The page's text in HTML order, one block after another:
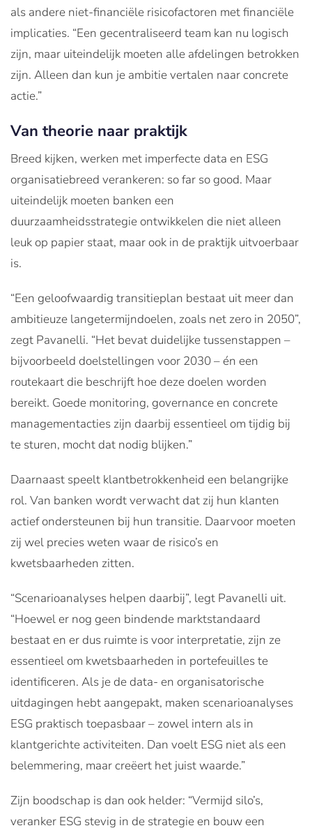
als andere niet-financiële risicofactoren met financiële
implicaties. “Een gecentraliseerd team kan nu logisch
zijn, maar uiteindelijk moeten alle afdelingen betrokken
zijn. Alleen dan kun je ambitie vertalen naar concrete
actie.”
Van theorie naar praktijk
Breed kijken, werken met imperfecte data en ESG
organisatiebreed verankeren: so far so good. Maar
uiteindelijk moeten banken een
duurzaamheidsstrategie ontwikkelen die niet alleen
leuk op papier staat, maar ook in de praktijk uitvoerbaar
is.
“Een geloofwaardig transitieplan bestaat uit meer dan
ambitieuze langetermijndoelen, zoals net zero in 2050”,
zegt Pavanelli. “Het bevat duidelijke tussenstappen –
bijvoorbeeld doelstellingen voor 2030 – én een
routekaart die beschrijft hoe deze doelen worden
bereikt. Goede monitoring, governance en concrete
managementacties zijn daarbij essentieel om tijdig bij
te sturen, mocht dat nodig blijken.”
Daarnaast speelt klantbetrokkenheid een belangrijke
rol. Van banken wordt verwacht dat zij hun klanten
actief ondersteunen bij hun transitie. Daarvoor moeten
zij wel precies weten waar de risico’s en
kwetsbaarheden zitten.
“Scenarioanalyses helpen daarbij”, legt Pavanelli uit.
“Hoewel er nog geen bindende marktstandaard
bestaat en er dus ruimte is voor interpretatie, zijn ze
essentieel om kwetsbaarheden in portefeuilles te
identificeren. Als je de data- en organisatorische
uitdagingen hebt aangepakt, maken scenarioanalyses
ESG praktisch toepasbaar – zowel intern als in
klantgerichte activiteiten. Dan voelt ESG niet als een
belemmering, maar creëert het juist waarde.”
Zijn boodschap is dan ook helder: “Vermijd silo’s,
veranker ESG stevig in de strategie en bouw een